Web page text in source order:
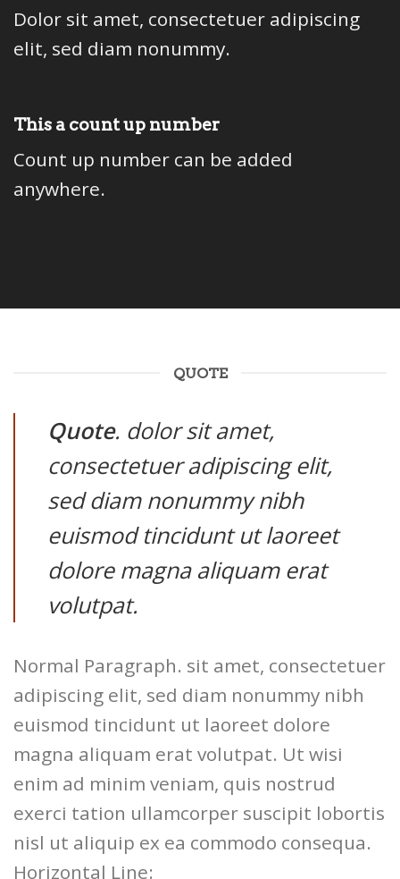
Dolor sit amet, consectetuer adipiscing
elit, sed diam nonummy.
This a count up number
Count up number can be added
anywhere.
QUOTE
Quote. dolor sit amet,
consectetuer adipiscing elit,
sed diam nonummy nibh
euismod tincidunt ut laoreet
dolore magna aliquam erat
volutpat.
Normal Paragraph. sit amet, consectetuer
adipiscing elit, sed diam nonummy nibh
euismod tincidunt ut laoreet dolore
magna aliquam erat volutpat. Ut wisi
enim ad minim veniam, quis nostrud
exerci tation ullamcorper suscipit lobortis
nisl ut aliquip ex ea commodo consequa.
Horizontal Line: